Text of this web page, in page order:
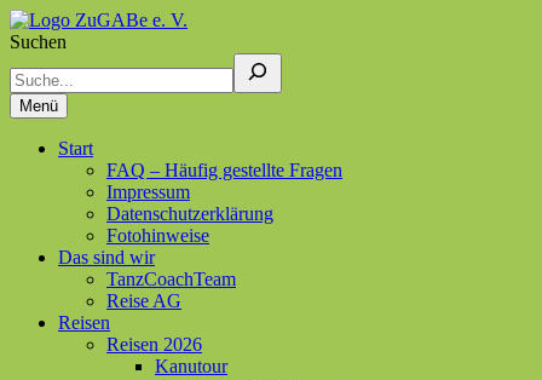
Suchen
Menü
Start
FAQ – Häufig gestellte Fragen
Impressum
Datenschutzerklärung
Fotohinweise
Das sind wir
TanzCoachTeam
Reise AG
Reisen
Reisen 2026
Kanutour